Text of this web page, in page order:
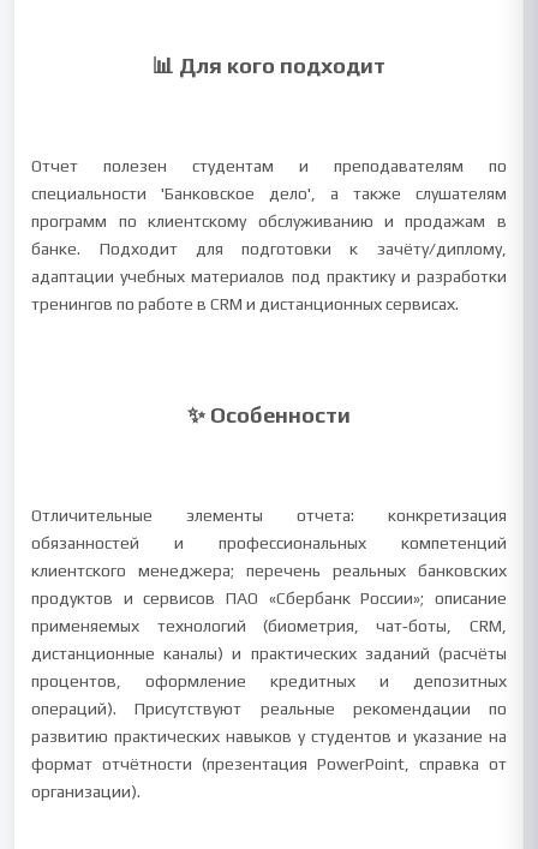
📊 Для кого подходит
Отчет полезен студентам и преподавателям по
специальности 'Банковское дело', а также слушателям
программ по клиентскому обслуживанию и продажам в
банке. Подходит для подготовки к зачёту/диплому,
адаптации учебных материалов под практику и разработки
тренингов по работе в CRM и дистанционных сервисах.
✨ Особенности
Отличительные элементы отчета: конкретизация
обязанностей и профессиональных компетенций
клиентского менеджера; перечень реальных банковских
продуктов и сервисов ПАО «Сбербанк России»; описание
применяемых технологий (биометрия, чат‑боты, CRM,
дистанционные каналы) и практических заданий (расчёты
процентов, оформление кредитных и депозитных
операций). Присутствуют реальные рекомендации по
развитию практических навыков у студентов и указание на
формат отчётности (презентация PowerPoint, справка от
организации).